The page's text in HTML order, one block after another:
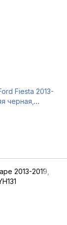
Fiesta 2013-
черная,